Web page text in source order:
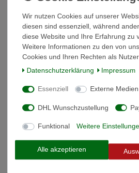
Informationen zur Produktsicherheit
Hundemantel Royal Pets,
passend zur trendigen Royal Pets
robuster Hundemantel für
Wintertage 
wind- und wasserabweisend 
Wir nutzen Cookies auf unserer
diesen sind essenziell, während
diese Website und Ihre Erfahrung zu
Weitere Informationen zu den von
Cookies und Ihren Rechten als
Daten­schutz­erklärung
Impressum
Essenziell Externe Medien
DHL Wunschzustellung
Funktional Weitere
Alle akzeptieren